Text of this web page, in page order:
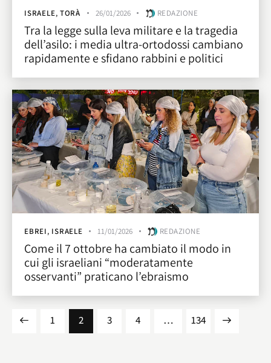
ISRAELE, TORÀ 26/01/2026 REDAZIONE
Tra la legge sulla leva militare e la tragedia
dell’asilo: i media ultra-ortodossi cambiano
rapidamente e sfidano rabbini e politici
EBREI, ISRAELE 11/01/2026 REDAZIONE
Come il 7 ottobre ha cambiato il modo in
cui gli israeliani “moderatamente
osservanti” praticano l’ebraismo
1 2 3 4 … 134
>